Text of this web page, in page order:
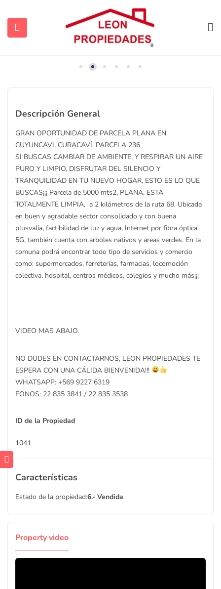
(Contacto)
(Vendidas y Arrendadas)
(Sugerencias)
Vendida Destacada
Descripción General
GRAN OPORTUNIDAD DE PARCELA PLANA EN
CUYUNCAVI, CURACAVÍ. PARCELA 236
SI BUSCAS CAMBIAR DE AMBIENTE, Y RESPIRAR UN AIRE
PURO Y LIMPIO, DISFRUTAR DEL SILENCIO Y
TRANQUILIDAD EN TU NUEVO HOGAR, ESTO ES LO QUE
BUSCAS¡¡¡ Parcela de 5000 mts2, PLANA, ESTA
TOTALMENTE LIMPIA, a 2 kilómetros de la ruta 68. Ubicada
en buen y agradable sector consolidado y con buena
plusvalía, factibilidad de luz y agua, Internet por fibra óptica
5G, también cuenta con arboles nativos y areas verdes. En la
comuna podrá encontrar todo tipo de servicios y comercio
como: supermercados, ferreterías, farmacias, locomoción
colectiva, hospital, centros médicos, colegios y mucho más¡¡¡
VIDEO MAS ABAJO.
NO DUDES EN CONTACTARNOS, LEON PROPIEDADES TE
ESPERA CON UNA CÁLIDA BIENVENIDA!!!
WHATSAPP: +569 9227 6319
FONOS: 22 835 3841 / 22 835 3538
ID de la Propiedad
1041
Características
Estado de la propiedad:6.- Vendida
Property video